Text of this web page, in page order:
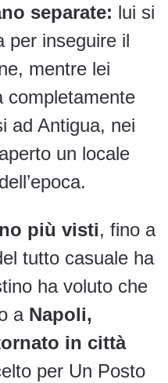
separate: lui si
per inseguire il
mentre lei
completamente
ad Antigua, nei
un locale
più visti, fino a
tutto casuale ha
ha voluto che
a Napoli,
in città
per Un Posto